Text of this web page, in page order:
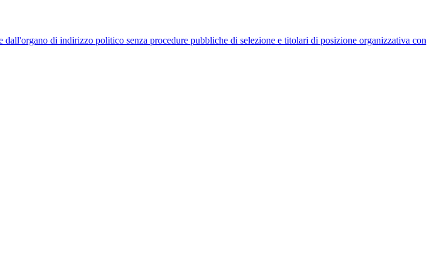
di indirizzo politico senza procedure pubbliche di selezione e titolari di posizione organizzativa con